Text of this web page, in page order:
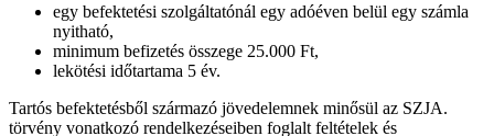
egy befektetési szolgáltatónál egy adóéven belül egy számla
nyitható,
minimum befizetés összege 25.000 Ft,
lekötési időtartama 5 év.
Tartós befektetésből származó jövedelemnek minősül az SZJA.
törvény vonatkozó rendelkezéseiben foglalt feltételek és